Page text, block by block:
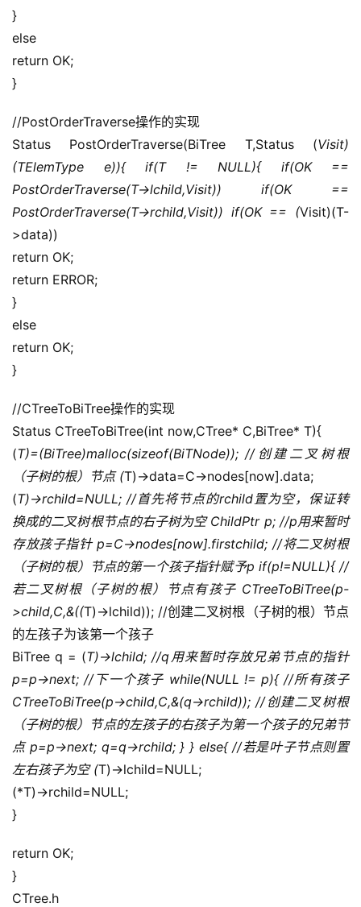
}
else
return OK;
}
//PostOrderTraverse操作的实现
Status PostOrderTraverse(BiTree T,Status (Visit)
(TElemType e)){ if(T != NULL){ if(OK ==
PostOrderTraverse(T->lchild,Visit)) if(OK ==
PostOrderTraverse(T->rchild,Visit)) if(OK == (Visit)(T-
>data))
return OK;
return ERROR;
}
else
return OK;
}
//CTreeToBiTree操作的实现
Status CTreeToBiTree(int now,CTree* C,BiTree* T){
(T)=(BiTree)malloc(sizeof(BiTNode)); //创建二叉树根
（子树的根）节点 (T)->data=C->nodes[now].data;
(T)->rchild=NULL; //首先将节点的rchild置为空，保证转
换成的二叉树根节点的右子树为空 ChildPtr p; //p用来暂时
存放孩子指针 p=C->nodes[now].firstchild; //将二叉树根
（子树的根）节点的第一个孩子指针赋予p if(p!=NULL){ //
若二叉树根（子树的根）节点有孩子 CTreeToBiTree(p-
>child,C,&((T)->lchild)); //创建二叉树根（子树的根）节点
的左孩子为该第一个孩子
BiTree q = (T)->lchild; //q用来暂时存放兄弟节点的指针
p=p->next; //下一个孩子 while(NULL != p){ //所有孩子
CTreeToBiTree(p->child,C,&(q->rchild)); //创建二叉树根
（子树的根）节点的左孩子的右孩子为第一个孩子的兄弟节
点 p=p->next; q=q->rchild; } } else{ //若是叶子节点则置
左右孩子为空 (T)->lchild=NULL;
(*T)->rchild=NULL;
}
return OK;
}
CTree.h